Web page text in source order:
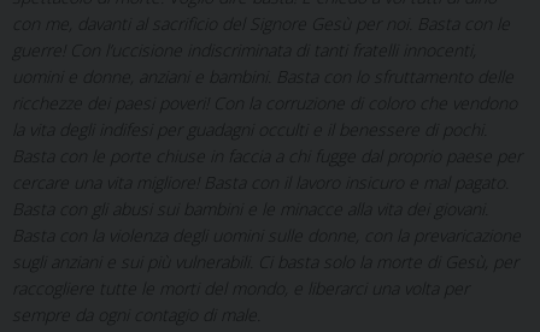
con me, davanti al sacrificio del Signore Gesù per noi. Basta con le
sugli anziani e sui più vulnerabili. Ci basta solo la morte di Gesù, per